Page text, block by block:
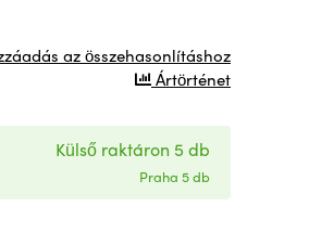
az összehasonlításhoz
Ártörténet
Külső raktáron 5 db
Praha 5 db